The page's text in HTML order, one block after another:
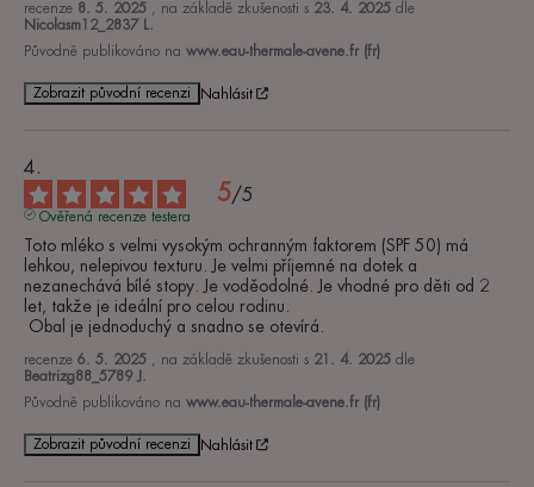
recenze 8. 5. 2025 , na základě zkušenosti s 23. 4. 2025 dle
Nicolasm12_2837 L.
Původně publikováno na www.eau-thermale-avene.fr (fr)
Zobrazit původní recenzi Nahlásit
5/5
Ověřená recenze testera
Toto mléko s velmi vysokým ochranným faktorem (SPF 50) má
lehkou, nelepivou texturu. Je velmi příjemné na dotek a
nezanechává bílé stopy. Je voděodolné. Je vhodné pro děti od 2
let, takže je ideální pro celou rodinu.
Obal je jednoduchý a snadno se otevírá.
recenze 6. 5. 2025 , na základě zkušenosti s 21. 4. 2025 dle
Beatrizg88_5789 J.
Původně publikováno na www.eau-thermale-avene.fr (fr)
Zobrazit původní recenzi Nahlásit